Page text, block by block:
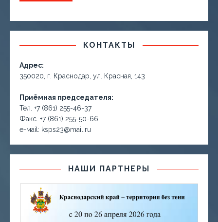
КОНТАКТЫ
Адрес:
350020, г. Краснодар, ул. Красная, 143
Приёмная председателя:
Тел. +7 (861) 255-46-37
Факс. +7 (861) 255-50-66
е-маil: ksps23@mail.ru
НАШИ ПАРТНЕРЫ